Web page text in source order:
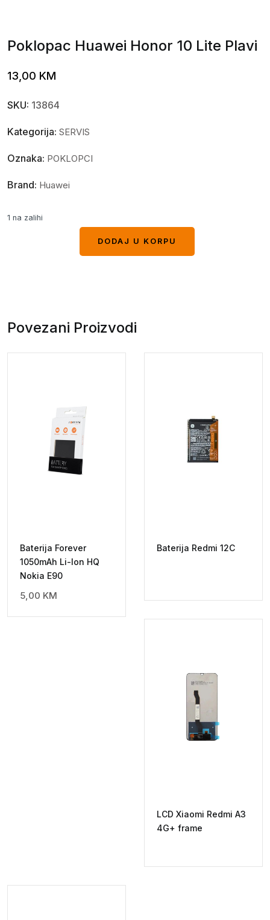
Poklopac Huawei Honor 10 Lite Plavi
13,00 KM
SKU: 13864
Kategorija: SERVIS
Oznaka: POKLOPCI
Brand: Huawei
1 na zalihi
DODAJ U KORPU
Povezani Proizvodi
Baterija Forever
1050mAh Li-Ion HQ
Nokia E90
5,00 KM
Baterija Redmi 12C
LCD Xiaomi Redmi A3
4G+ frame